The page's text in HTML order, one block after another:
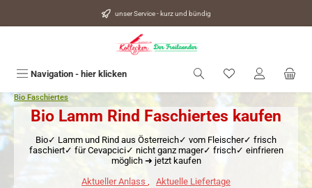
unser Service - kurz und bündig
Navigation - hier klicken Du hast 0
Bio Faschiertes
Bio Lamm Rind Faschiertes kaufen
Bio✓ Lamm und Rind aus Österreich✓ vom Fleischer✓ frisch
faschiert✓ für Cevapcici✓ nicht ganz mager✓ frisch✓ einfrieren
möglich ➜ jetzt kaufen
Aktueller Anlass
Aktuelle Liefertage